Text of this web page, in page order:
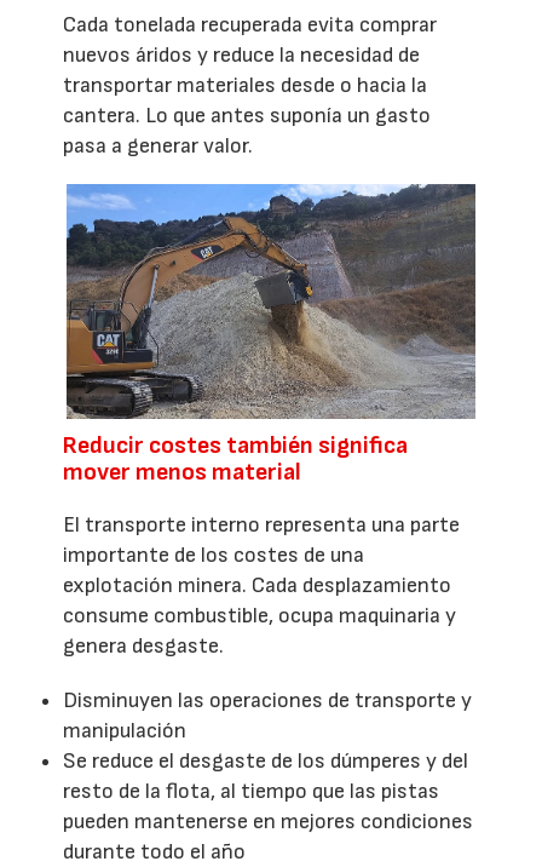
Cada tonelada recuperada evita comprar
nuevos áridos y reduce la necesidad de
transportar materiales desde o hacia la
cantera. Lo que antes suponía un gasto
pasa a generar valor.
Reducir costes también significa
mover menos material
El transporte interno representa una parte
importante de los costes de una
explotación minera. Cada desplazamiento
consume combustible, ocupa maquinaria y
genera desgaste.
Disminuyen las operaciones de transporte y
manipulación
Se reduce el desgaste de los dúmperes y del
resto de la flota, al tiempo que las pistas
pueden mantenerse en mejores condiciones
durante todo el año